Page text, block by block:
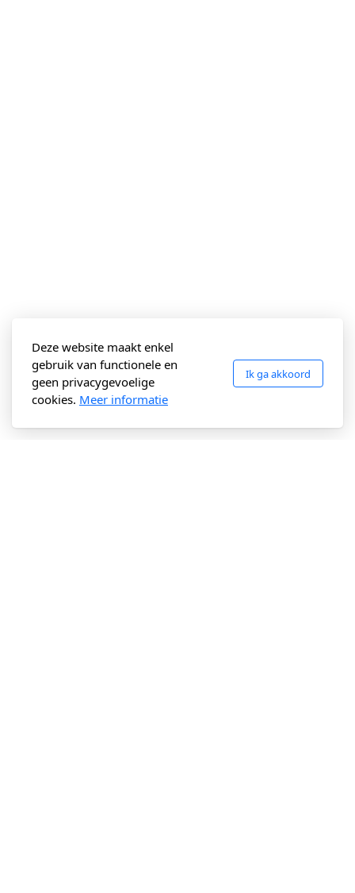
Deze website maakt enkel
gebruik van functionele en
geen privacygevoelige
cookies. Meer informatie
Ik ga akkoord